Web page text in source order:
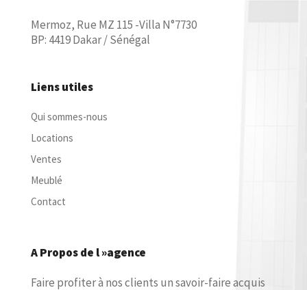
Mermoz, Rue MZ 115 -Villa N°7730
BP: 4419 Dakar / Sénégal
Liens utiles
Qui sommes-nous
Locations
Ventes
Meublé
Contact
A Propos de l »agence
Faire profiter à nos clients un savoir-faire acquis